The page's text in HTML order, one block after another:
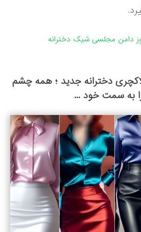
دامن مجلسی شیک دخترانه
لاکچری دخترانه جدید ؛ همه چشم
به سمت خود ...